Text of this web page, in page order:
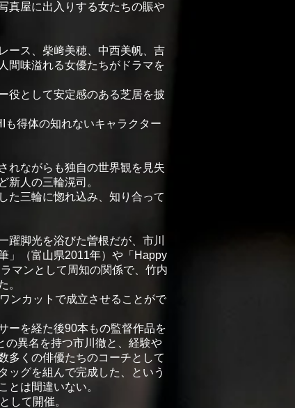
真屋に出入りする女たちの賑や
ース、柴﨑美穂、中西美帆、吉
間味溢れる女優たちがドラマを
役として安定感のある芝居を披
得体の知れないキャラクター
れながらも独自の世界観を見失
新人の三輪滉司。
た三輪に惚れ込み、知り合って
躍脚光を浴びた曽根だが、市川
」（富山県2011年）や「Happy
マンとして周知の関係で、竹内
。
ンカットで成立させることがで
ーを経た後90本もの監督作品を
の異名を持つ市川徹と、経験や
多くの俳優たちのコーチとして
ッグを組んで完成した、という
とは間違いない。
して開催。